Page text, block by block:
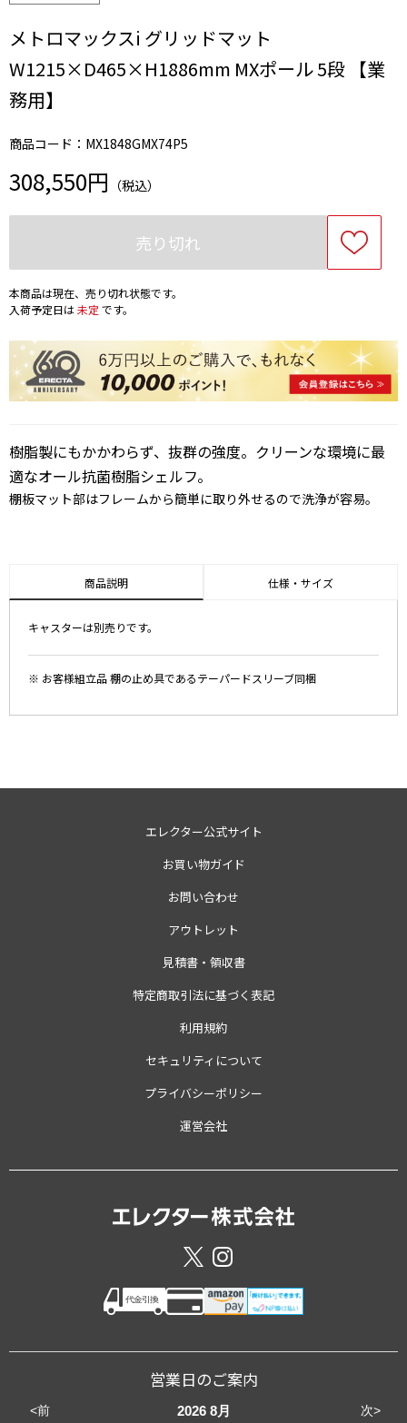
メトロマックスi グリッドマット
W1215×D465×H1886mm MXポール 5段 【業
務用】
商品コード：MX1848GMX74P5
308,550円 （税込）
売り切れ
本商品は現在、売り切れ状態です。
入荷予定日は未定 です。
樹脂製にもかかわらず、抜群の強度。クリーンな環境に最
適なオール抗菌樹脂シェルフ。
棚板マット部はフレームから簡単に取り外せるので洗浄が容易。
商品説明 仕様・サイズ
キャスターは別売りです。
※ お客様組立品 棚の止め具であるテーパードスリーブ同梱
エレクター公式サイト
お買い物ガイド
お問い合わせ
アウトレット
見積書・領収書
特定商取引法に基づく表記
利用規約
セキュリティについて
プライバシーポリシー
運営会社
営業日のご案内
<前 次>
2026 8月